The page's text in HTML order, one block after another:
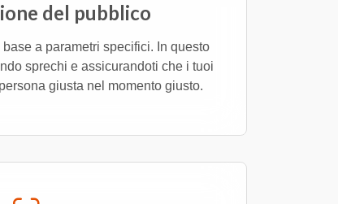
del pubblico
a parametri specifici. In questo
sprechi e assicurandoti che i tuoi
giusta nel momento giusto.